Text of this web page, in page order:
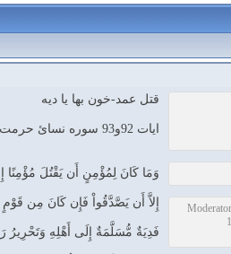
قتل عمد-خون بها یا دیه
ایات 92و93 سوره نسائ حرمت
وَمَا كَانَ لِمُؤْمِنٍ أَن يَقْتُلَ مُؤْمِنًا
إِلاَّ أَن يَصَّدَّقُواْ فَإِن كَانَ مِن
فَدِيَةٌ مُّسَلَّمَةٌ إِلَى أَهْلِهِ وَتَحْرِيرُ